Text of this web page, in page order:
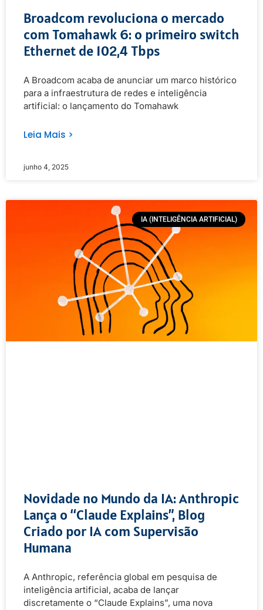
Broadcom revoluciona o mercado
com Tomahawk 6: o primeiro switch
Ethernet de 102,4 Tbps
A Broadcom acaba de anunciar um marco histórico
para a infraestrutura de redes e inteligência
artificial: o lançamento do Tomahawk
Leia Mais >
junho 4, 2025
IA (INTELIGÊNCIA ARTIFICIAL)
Novidade no Mundo da IA: Anthropic
Lança o “Claude Explains”, Blog
Criado por IA com Supervisão
Humana
A Anthropic, referência global em pesquisa de
inteligência artificial, acaba de lançar
discretamente o “Claude Explains”, uma nova